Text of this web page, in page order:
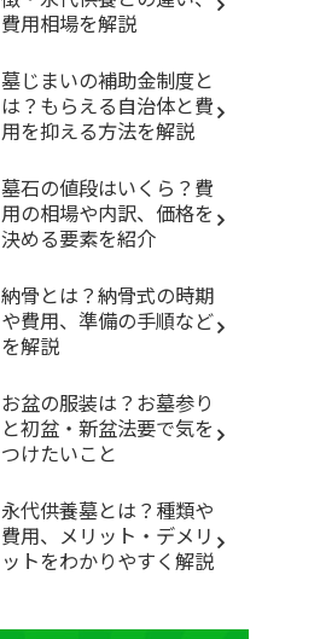
費用相場を解説
墓じまいの補助金制度と
は？もらえる自治体と費
用を抑える方法を解説
墓石の値段はいくら？費
用の相場や内訳、価格を
決める要素を紹介
納骨とは？納骨式の時期
や費用、準備の手順など
を解説
お盆の服装は？お墓参り
と初盆・新盆法要で気を
つけたいこと
永代供養墓とは？種類や
費用、メリット・デメリ
ットをわかりやすく解説